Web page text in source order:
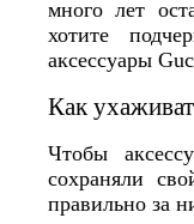
много лет
хотите
аксессуары
Как
Чтобы
сохраняли
правильно за